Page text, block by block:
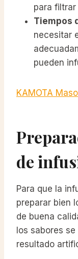
para
Tiempos
necesitar
pueden
KAMOTA
de
Para que la
preparar bien
de buena
los sabores
resultado